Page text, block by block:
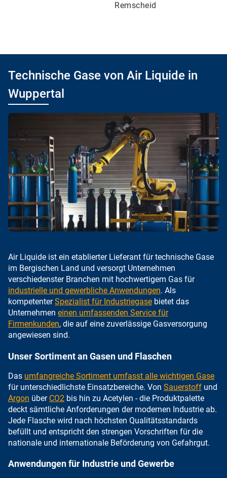
Remscheid
Technische Gase von Air Liquide in
Wuppertal
Air Liquide ist ein etablierter Lieferant für technische Gase
im Bergischen Land und versorgt Unternehmen
verschiedenster Branchen mit hochwertigem Gas für
industrielle und gewerbliche Anwendungen. Als
kompetenterSpezialist für Industriegase bietet das
Unternehmen einen umfassenden Service für
Firmenkunden, die auf eine zuverlässige Gasversorgung
angewiesen sind.
Unser Sortiment an Gasen und Flaschen
Das umfangreiche Sortiment umfasst alle wichtigen Gase
für unterschiedlichste Einsatzbereiche. Von Sauerstoff und
Argon über CO2 bis hin zu Acetylen - die Produktpalette
deckt sämtliche Anforderungen der modernen Industrie ab.
Jede Flasche wird nach höchsten Qualitätsstandards
befüllt und entspricht den strengen Vorschriften für die
nationale und internationale Beförderung von Gefahrgut.
Anwendungen für Industrie und Gewerbe